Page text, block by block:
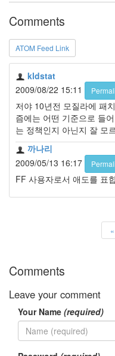
Comments
ATOM Feed Link
kldstat
2009/08/22 15:11
저야 10년전 모질라에 패
즘에는 어떤 기준으로 들
는 정책인지 아닌지 잘 모
까나리
2009/05/13 16:17
FF 사용자로서 애도를 표
«
Comments
Leave your comment
Your Name (required)